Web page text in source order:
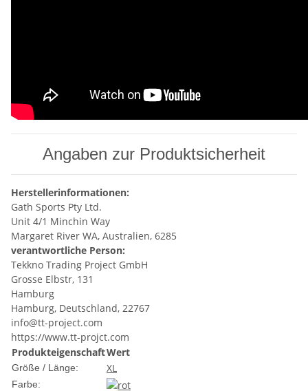
Angaben zur Produktsicherheit
Herstellerinformationen:
Gath Sports Pty Ltd.
Unit 4/1 Minchin Way
Margaret River WA, Australien, 6285
verantwortliche Person:
Tekkno Trading Project GmbH
Grosse Elbstr, 131
Hamburg
Hamburg, Deutschland, 22767
info@tt-project.com
https://www.tt-projct.com
ProdukteigenschaftWert
Größe / Länge: XL
Farbe: